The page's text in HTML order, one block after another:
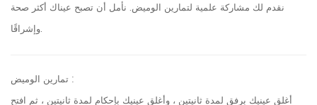
نقدم لك مشاركة علمية لتمارين الوميض. نأمل أن تصبح عيناك أكثر صحة
وإشراقًا.
تمارين الوميض :
أغلق عينيك برفق لمدة ثانيتين ، وأغلق عينيك بإحكام لمدة ثانيتين ، ثم افتح